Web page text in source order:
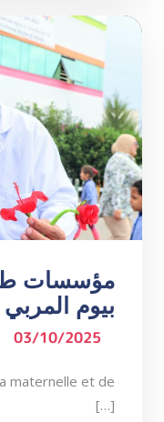
مؤسسات
بيوم المربي
03/10/2025
maternelle et de
[…]